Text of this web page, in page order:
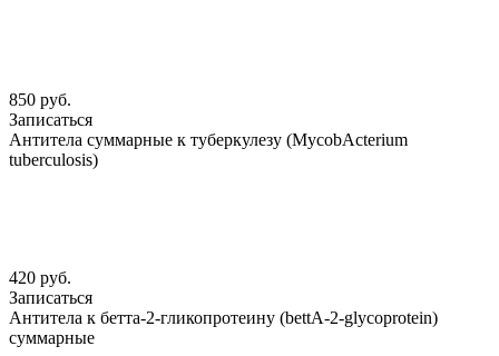
850 руб.
Записаться
Антитела суммарные к туберкулезу (MycobАcterium
tuberculosis)
420 руб.
Записаться
Антитела к бетта-2-гликопротеину (bettА-2-glycoprotein)
суммарные